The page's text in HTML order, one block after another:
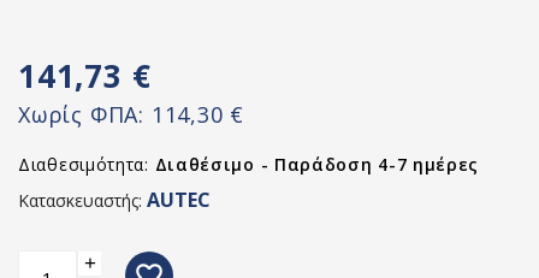
141,73 €
Χωρίς ΦΠΑ: 114,30 €
Διαθεσιμότητα: Διαθέσιμο - Παράδοση 4-7 ημέρες
Κατασκευαστής: AUTEC
+